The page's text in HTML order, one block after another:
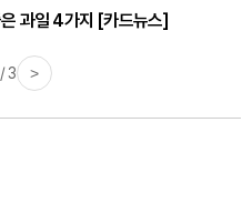
과일 4가지 [카드뉴스]
꼭 필요한 검사는? [카드뉴스]
3 >